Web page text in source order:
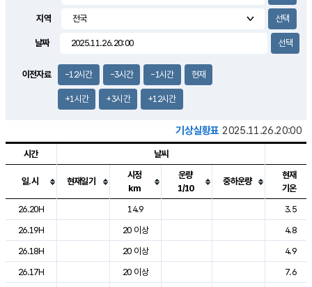
0.1m/s
지역
날짜
이전자료 -12시간 -3시간 -1시간 현재
+1시간 +3시간 +12시간
기상실황표 2025.11.26.20:00
도시별 기상실황표로 지점, 날씨, 기온, 강수, 바람, 기압등을 안내한 표입
시간 날씨
일.시 현재일기
시정
km
운량
1/10
중하운량
현재
기온
26.20H
14.9
3.5
26.19H
20 이상
4.8
26.18H
20 이상
4.9
26.17H
20 이상
7.6